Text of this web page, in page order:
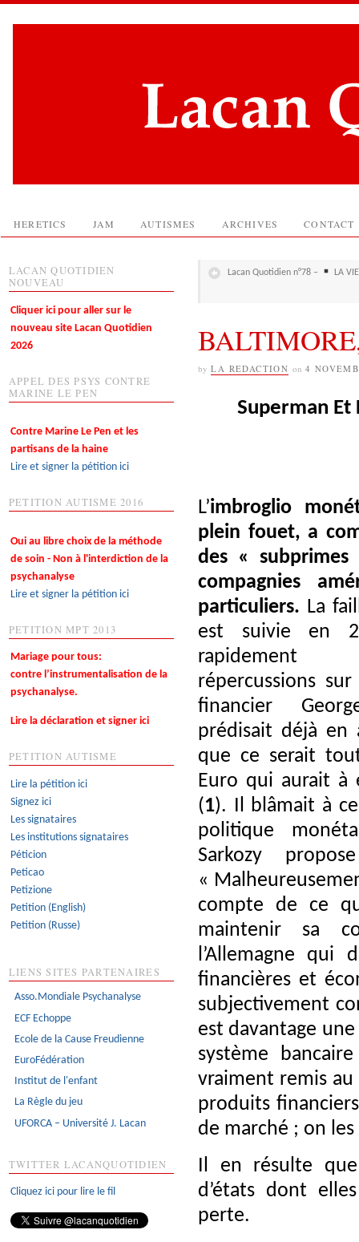
HERETICS JAM AUTISMES ARCHIVES CONTACT
Lacan Quotidien n°78 – LA
by LA REDACTION on 4
Superman
L’imbroglio
plein fouet, a
des «
compagnies
particuliers. La
est suivie en
répercussions sur
financier
prédisait déjà en
que ce serait
Euro qui aurait à
(1). Il blâmait à
politique
Sarkozy
«
compte de ce
maintenir sa
l’Allemagne qui
financières et
subjectivement
est davantage
système
vraiment remis au
produits
de marché ; on
Il en résulte que
d’états dont
perte.
LACAN QUOTIDIEN
NOUVEAU
Cliquer ici pour aller sur le
nouveau site Lacan Quotidien
2026
APPEL DES PSYS CONTRE
MARINE LE PEN
Contre Marine Le Pen et les
partisans de la haine
Lire et signer la pétition ici
PETITION AUTISME 2016
Oui au libre choix de la méthode
de soin - Non à l'interdiction de la
psychanalyse
Lire et signer la pétition ici
PETITION MPT 2013
Mariage pour tous:
contre l’instrumentalisation de la
psychanalyse.
Lire la déclaration et signer ici
PETITION AUTISME
Lire la pétition ici
Signez ici
Les signataires
Les institutions signataires
Péticion
Peticao
Petizione
Petition (English)
Petition (Russe)
LIENS SITES PARTENAIRES
Asso.Mondiale Psychanalyse
ECF Echoppe
Ecole de la Cause Freudienne
EuroFédération
Institut de l'enfant
La Règle du jeu
UFORCA – Université J. Lacan
TWITTER LACANQUOTIDIEN
Cliquez ici pour lire le fil